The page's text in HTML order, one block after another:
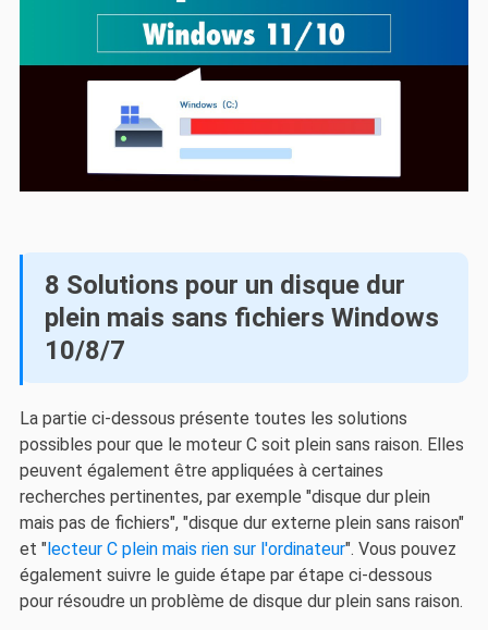
8 Solutions pour un disque dur
plein mais sans fichiers Windows
10/8/7
La partie ci-dessous présente toutes les solutions
possibles pour que le moteur C soit plein sans raison. Elles
peuvent également être appliquées à certaines
recherches pertinentes, par exemple "disque dur plein
mais pas de fichiers", "disque dur externe plein sans raison"
et "lecteur C plein mais rien sur l'ordinateur". Vous pouvez
également suivre le guide étape par étape ci-dessous
pour résoudre un problème de disque dur plein sans raison.